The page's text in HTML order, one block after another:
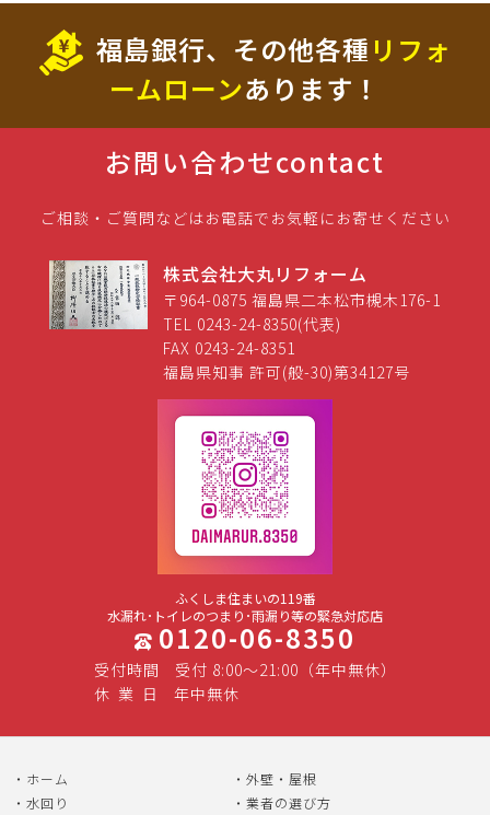
福島銀行、その他各種 リフォ
ームローンあります！
お問い合わせcontact
ご相談・ご質問などはお電話でお気軽にお寄せください
株式会社大丸リフォーム
〒964-0875 福島県二本松市槻木176-1
TEL 0243-24-8350(代表)
FAX 0243-24-8351
福島県知事 許可(般-30)第34127号
ふくしま住まいの119番
水漏れ･トイレのつまり･雨漏り等の緊急対応店
0120-06-8350
受付時間
受付 8:00～21:00（年中無休）
休 業 日 年中無休
ホーム
外壁・屋根
水回り
業者の選び方